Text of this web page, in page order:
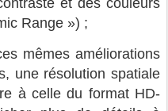
Range ») ;
mêmes améliorations
une résolution spatiale
à celle du format HD-